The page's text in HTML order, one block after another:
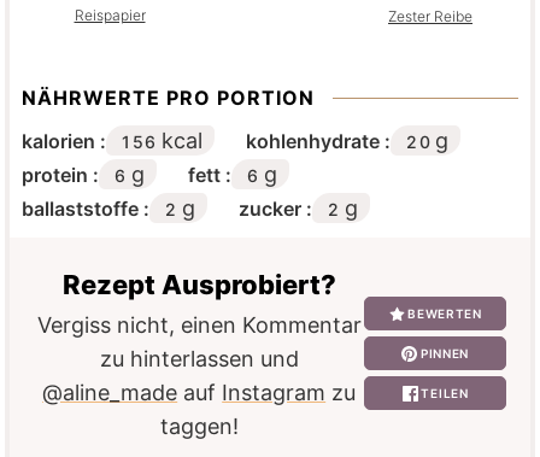
Reispapier Zester Reibe
NÄHRWERTE PRO PORTION
kalorien :
156 kcal kohlenhydrate : 20 g
protein : 6 g fett : 6 g
ballaststoffe : 2 g zucker : 2 g
Rezept Ausprobiert?
Vergiss nicht, einen Kommentar
zu hinterlassen und
@aline_made auf Instagram zu
taggen!
BEWERTEN
PINNEN
TEILEN